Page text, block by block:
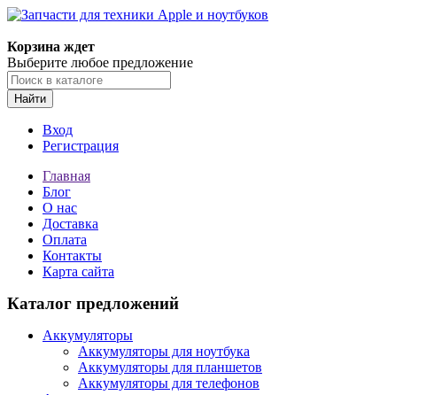
Корзина ждет
Выберите любое предложение
Найти
Вход
Регистрация
Главная
Блог
О нас
Доставка
Оплата
Контакты
Карта сайта
Каталог предложений
Аккумуляторы
Аккумуляторы для ноутбука
Аккумуляторы для планшетов
Аккумуляторы для телефонов